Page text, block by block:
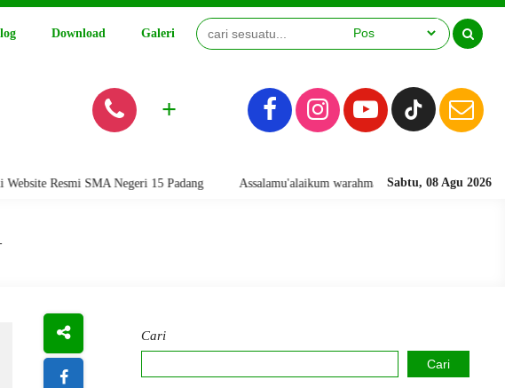
Download Galeri Video
+
Sabtu, 08 Agu 2026
SMA Negeri 15 Padang Assalamu'alaikum warahmatullahi wabarakatuh. Selamat
Cari
Cari